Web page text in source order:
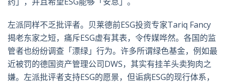
左派同样不乏批评者。贝莱德前ESG投资专家Tariq Fancy
揭老东家之短，痛斥ESG虚有其表，令传媒哗然。各国的监
管者也纷纷调查「漂绿」行为。许多所谓绿色基金，例如最
近被罚的德国资产管理公司DWS，其实有挂羊头卖狗肉之
嫌。左派批评者支持ESG的愿景，但诟病ESG的现行体系，